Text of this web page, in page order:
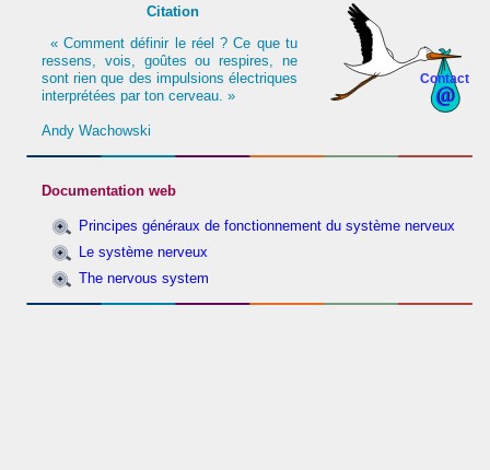
Contact
Citation
« Comment définir le réel ? Ce que tu
ressens, vois, goûtes ou respires, ne
sont rien que des impulsions électriques
interprétées par ton cerveau. »
Andy Wachowski
Documentation web
Principes généraux de fonctionnement du système nerveux
Le système nerveux
The nervous system